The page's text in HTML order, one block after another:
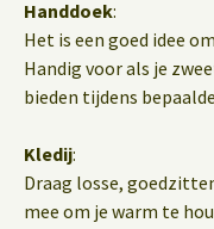
Handdoek:
Het is een goed idee
Handig voor als je
bieden tijdens
Kledij:
Draag losse,
mee om je warm te